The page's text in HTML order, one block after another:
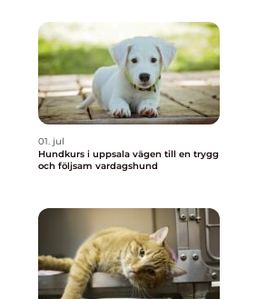
01. jul
Hundkurs i uppsala vägen till en trygg
och följsam vardagshund